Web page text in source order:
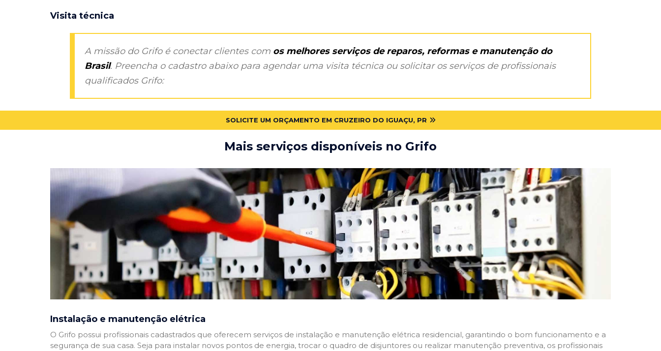
Visita técnica
A missão do Grifo é conectar clientes com os melhores serviços de reparos, reformas e manutenção do
Brasil. Preencha o cadastro abaixo para agendar uma visita técnica ou solicitar os serviços de profissionais
qualificados Grifo:
SOLICITE UM ORÇAMENTO EM CRUZEIRO DO IGUAÇU, PR
Mais serviços disponíveis no Grifo
Instalação e manutenção elétrica
O Grifo possui profissionais cadastrados que oferecem serviços de instalação e manutenção elétrica residencial, garantindo o bom funcionamento e a
segurança de sua casa. Seja para instalar novos pontos de energia, trocar o quadro de disjuntores ou realizar manutenção preventiva, os profissionais